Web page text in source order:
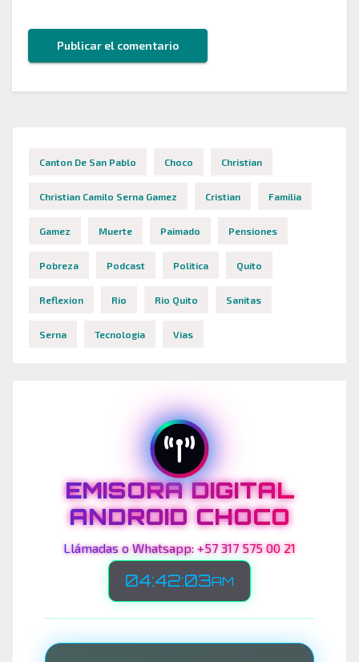
Canton De San Pablo Choco Christian
Christian Camilo Serna Gamez Cristian Familia
Gamez Muerte Paimado Pensiones
Pobreza Podcast Politica Quito
Reflexion Rio Rio Quito Sanitas
Serna Tecnologia Vias
EMISORA DIGITAL
ANDROID CHOCO
Llámadas o Whatsapp: +57 317 575 00 21
04:42:05AM